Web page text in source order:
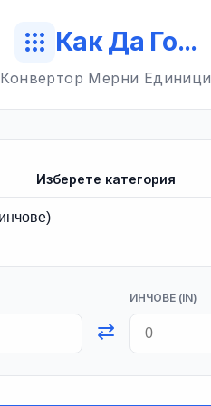
apps Как Да Го...
Конвертор Мерни Единици
Изберете категория
⇄
ИНЧОВЕ (IN)